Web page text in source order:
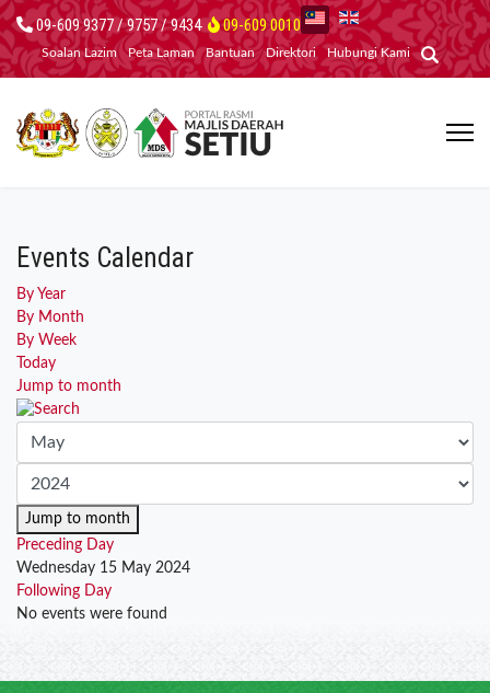
09-609 9377 / 9757 / 9434 09-609 0010
Soalan Lazim Peta Laman Bantuan Direktori Hubungi Kami
Events Calendar
By Year
By Month
By Week
Today
Jump to month
Jump to month
Preceding Day
Wednesday 15 May 2024
Following Day
No events were found